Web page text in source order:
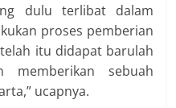
dulu terlibat dalam
proses pemberian
itu didapat barulah
sebuah
ucapnya.